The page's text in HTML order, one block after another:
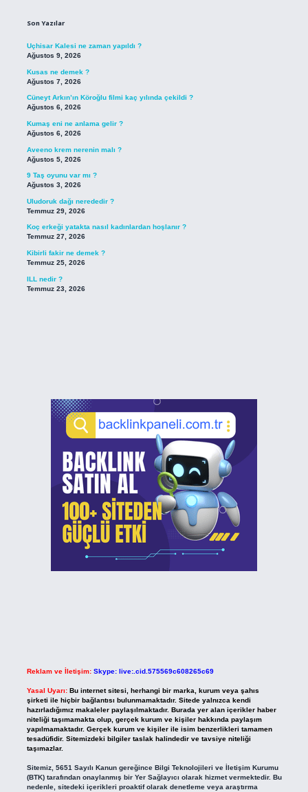
Son Yazılar
Uçhisar Kalesi ne zaman yapıldı ?
Ağustos 9, 2026
Kusas ne demek ?
Ağustos 7, 2026
Cüneyt Arkın’ın Köroğlu filmi kaç yılında çekildi ?
Ağustos 6, 2026
Kumaş eni ne anlama gelir ?
Ağustos 6, 2026
Aveeno krem nerenin malı ?
Ağustos 5, 2026
9 Taş oyunu var mı ?
Ağustos 3, 2026
Uludoruk dağı nerededir ?
Temmuz 29, 2026
Koç erkeği yatakta nasıl kadınlardan hoşlanır ?
Temmuz 27, 2026
Kibirli fakir ne demek ?
Temmuz 25, 2026
ILL nedir ?
Temmuz 23, 2026
Reklam ve İletişim: Skype: live:.cid.575569c608265c69
Yasal Uyarı: Bu internet sitesi, herhangi bir marka, kurum veya şahıs
şirketi ile hiçbir bağlantısı bulunmamaktadır. Sitede yalnızca kendi
hazırladığımız makaleler paylaşılmaktadır. Burada yer alan içerikler haber
niteliği taşımamakta olup, gerçek kurum ve kişiler hakkında paylaşım
yapılmamaktadır. Gerçek kurum ve kişiler ile isim benzerlikleri tamamen
tesadüfidir. Sitemizdeki bilgiler taslak halindedir ve tavsiye niteliği
taşımazlar.
Sitemiz, 5651 Sayılı Kanun gereğince Bilgi Teknolojileri ve İletişim Kurumu
(BTK) tarafından onaylanmış bir Yer Sağlayıcı olarak hizmet vermektedir. Bu
nedenle, sitedeki içerikleri proaktif olarak denetleme veya araştırma